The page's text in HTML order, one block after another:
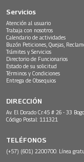
Servicios
Atención al usuario
Trabaja con nosotros
Calendario de actividades
Buzón Peticiones, Quejas,
Trámites y Servicios
Directorio de Funcionarios
Estado de su solicitud
Términos y Condiciones
Entrega de Obsequios
DIRECCIÓN
Av. El Dorado Cr.45 # 26 - 33
Código Postal: 111321
TELÉFONOS
(+57) (601) 2200700. Línea